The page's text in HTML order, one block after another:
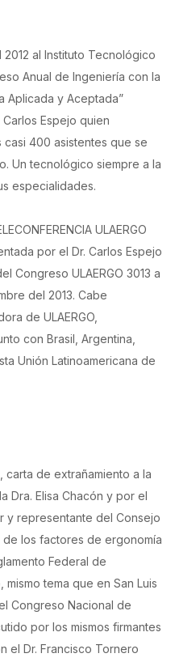
al Instituto Tecnológico
Anual de Ingeniería con la
Aplicada y Aceptada”
Espejo quien
400 asistentes que se
Un tecnológico siempre a la
especialidades.
ULAERGO
por el Dr. Carlos Espejo
Congreso ULAERGO 3013 a
del 2013. Cabe
de ULAERGO,
con Brasil, Argentina,
Unión Latinoamericana de
carta de extrañamiento a la
Dra. Elisa Chacón y por el
y representante del Consejo
de los factores de ergonomía
Federal de
tema que en San Luis
Congreso Nacional de
por los mismos firmantes
el Dr. Francisco Tornero